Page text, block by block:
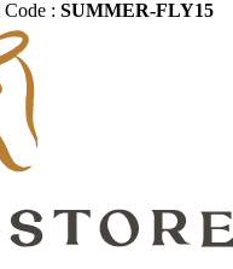
: SUMMER-FLY15